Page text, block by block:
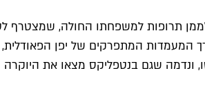
לממן תרופות למשפחתו החולה, שמצטרף
המעמדות המתפרקים של יפן הפאודלית,